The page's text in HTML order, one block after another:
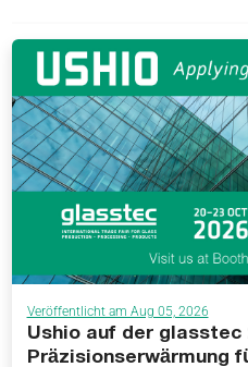
Veröffentlicht am Aug 05, 2026
Ushio auf der glasstec
Präzisionserwärmung